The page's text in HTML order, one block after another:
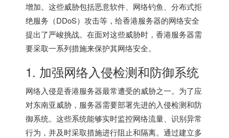
增加。这些威胁包括恶意软件、网络钓鱼、分布式拒
绝服务（DDoS）攻击等，给香港服务器的网络安全
提出了严峻挑战。在面对这些威胁时， 香港服务器需
要采取一系列措施来保护其网络安全。
1. 加强网络入侵检测和防御系统
网络入侵是香港服务器最常遭受的威胁之一。为了应
对东南亚威胁，服务器需要部署先进的入侵检测和防
御系统。这些系统能够实时监控网络流量、识别异常
行为，并及时采取措施进行阻止和隔离。通过建立多